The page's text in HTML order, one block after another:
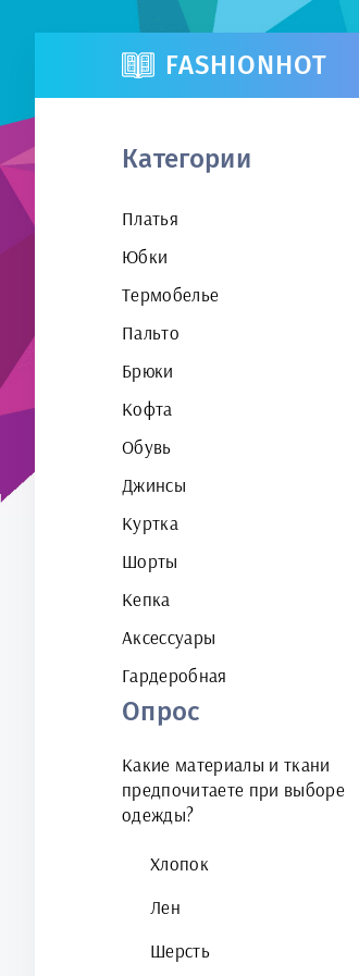
FASHIONHOT
Категории
Платья
Юбки
Термобелье
Пальто
Брюки
Кофта
Обувь
Джинсы
Куртка
Шорты
Кепка
Аксессуары
Гардеробная
Опрос
Какие материалы и ткани
предпочитаете при выборе
одежды?
Хлопок
Лен
Шерсть